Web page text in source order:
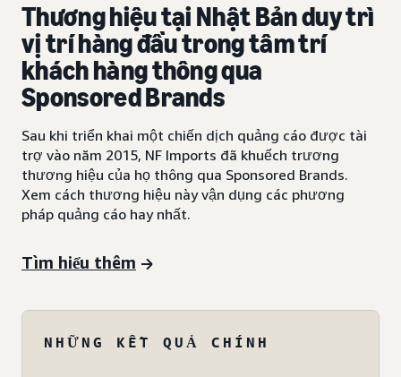
Thương hiệu tại Nhật Bản duy trì
vị trí hàng đầu trong tâm trí
khách hàng thông qua
Sponsored Brands
Sau khi triển khai một chiến dịch quảng cáo được tài
trợ vào năm 2015, NF Imports đã khuếch trương
thương hiệu của họ thông qua Sponsored Brands.
Xem cách thương hiệu này vận dụng các phương
pháp quảng cáo hay nhất.
Tìm hiểu thêm
NHỮNG KẾT QUẢ CHÍNH